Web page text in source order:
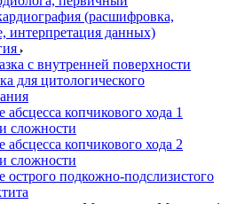
(расшифровка,
интерпретация данных)
с внутренней поверхности
для цитологического
абсцесса копчикового хода 1
сложности
абсцесса копчикового хода 2
сложности
острого подкожно-подслизистого